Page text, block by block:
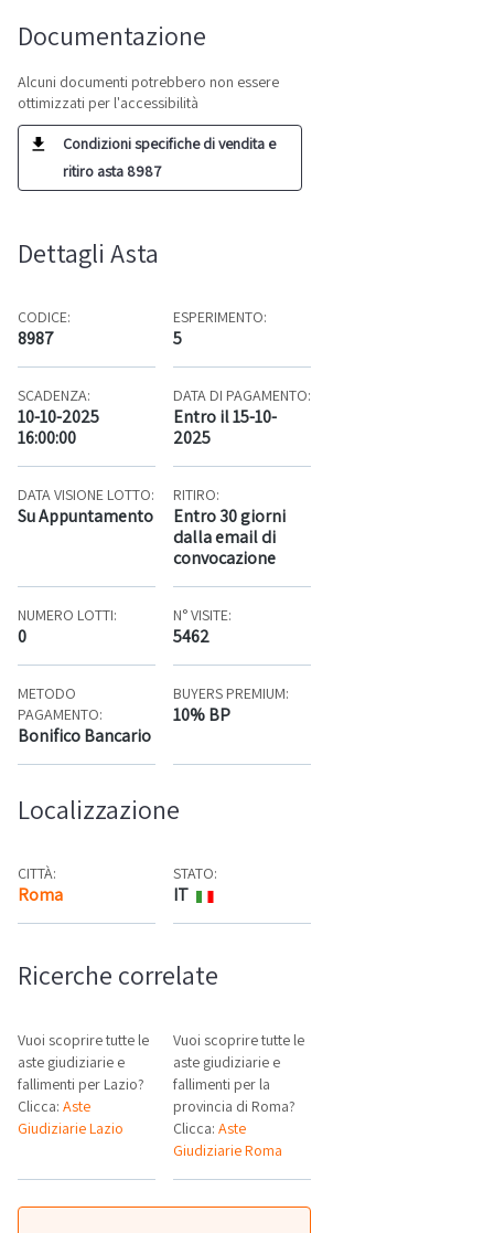
Documentazione
Alcuni documenti potrebbero non essere
ottimizzati per l'accessibilità
Condizioni specifiche di vendita e
ritiro asta 8987
Dettagli Asta
CODICE:
8987
ESPERIMENTO:
5
SCADENZA:
10-10-2025
16:00:00
DATA DI PAGAMENTO:
Entro il 15-10-
2025
DATA VISIONE LOTTO:
Su Appuntamento
RITIRO:
Entro 30 giorni
dalla email di
convocazione
NUMERO LOTTI:
0
N° VISITE:
5462
METODO
PAGAMENTO:
Bonifico Bancario
BUYERS PREMIUM:
10% BP
Localizzazione
CITTÀ:
Roma Mappa
STATO:
IT
Ricerche correlate
Vuoi scoprire tutte le
aste giudiziarie e
fallimenti per Lazio?
Clicca: Aste
Giudiziarie Lazio
Vuoi scoprire tutte le
aste giudiziarie e
fallimenti per la
provincia di Roma?
Clicca:Aste
Giudiziarie Roma